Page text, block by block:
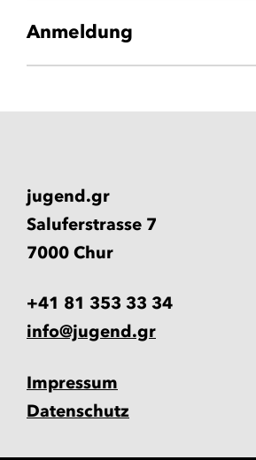
Anmeldung
jugend.gr
Saluferstrasse 7
7000 Chur
+41 81 353 33 34
info@jugend.gr
Impressum
Datenschutz